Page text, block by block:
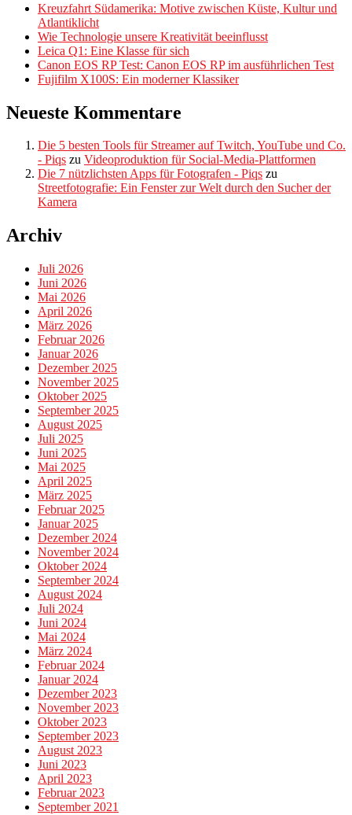
Kreuzfahrt Südamerika: Motive zwischen Küste, Kultur und
Atlantiklicht
Wie Technologie unsere Kreativität beeinflusst
Leica Q1: Eine Klasse für sich
Canon EOS RP Test: Canon EOS RP im ausführlichen Test
Fujifilm X100S: Ein moderner Klassiker
Neueste Kommentare
Die 5 besten Tools für Streamer auf Twitch, YouTube und Co.
- Piqs zu Videoproduktion für Social-Media-Plattformen
Die 7 nützlichsten Apps für Fotografen - Piqs zu
Streetfotografie: Ein Fenster zur Welt durch den Sucher der
Kamera
Archiv
Juli 2026
Juni 2026
Mai 2026
April 2026
März 2026
Februar 2026
Januar 2026
Dezember 2025
November 2025
Oktober 2025
September 2025
August 2025
Juli 2025
Juni 2025
Mai 2025
April 2025
März 2025
Februar 2025
Januar 2025
Dezember 2024
November 2024
Oktober 2024
September 2024
August 2024
Juli 2024
Juni 2024
Mai 2024
März 2024
Februar 2024
Januar 2024
Dezember 2023
November 2023
Oktober 2023
September 2023
August 2023
Juni 2023
April 2023
Februar 2023
September 2021